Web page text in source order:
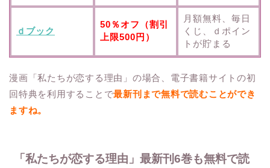
ｄブック
50％オフ（割引
上限500円）
月額無料、毎日
くじ、ｄポイン
トが貯まる
漫画「私たちが恋する理由」の場合、電子書籍サイトの初
回特典を利用することで最新刊まで無料で読むことができ
ますね。
「私たちが恋する理由」最新刊6巻も無料で読